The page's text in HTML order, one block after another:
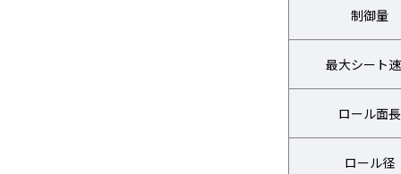
制御量
最大シート
ロール面長
ロール径